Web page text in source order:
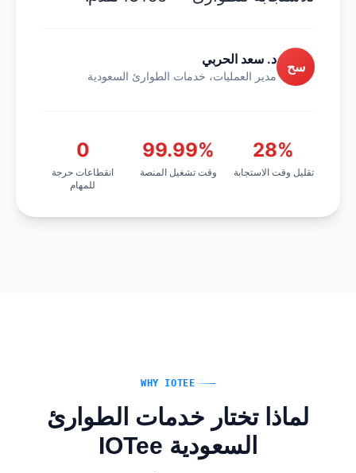
سح د. سعد الحربي
مدير العمليات، خدمات الطوارئ السعودية
28%
تقليل وقت الاستجابة
99.99%
وقت تشغيل المنصة
0
انقطاعات حرجة
للمهام
WHY IOTEE
لماذا تختار خدمات الطوارئ
السعودية IOTee